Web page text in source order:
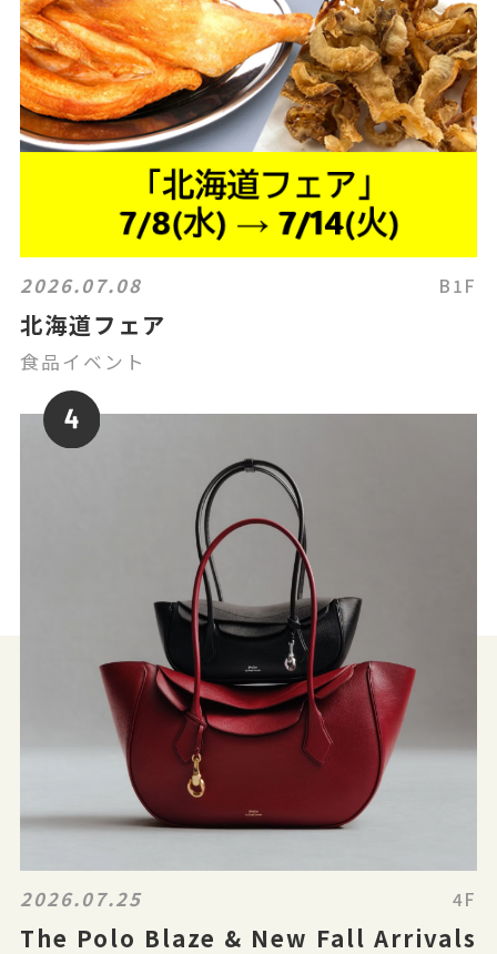
2026.07.08 B1F
北海道フェア
食品イベント
2026.07.25 4F
The Polo Blaze & New Fall Arrivals